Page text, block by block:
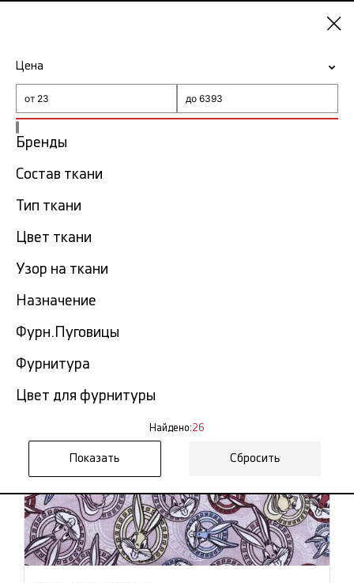
ГлавнаяТкань Versace
Ткань Versace в Самаре
Показать все
Цена
Бренды
Состав ткани
Тип ткани
Цвет ткани
Узор на ткани
Назначение
Фурн.Пуговицы
Фурнитура
Цвет для фурнитуры
Найдено:26
Сбросить
40%